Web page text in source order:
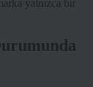
yalnızca bir